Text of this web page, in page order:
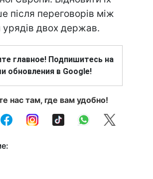
після переговорів між
урядів двох держав.
главное! Подпишитесь на
обновления в Google!
нас там, где вам удобно!